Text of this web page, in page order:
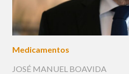
Medicamentos
JOSÉ MANUEL BOAVIDA